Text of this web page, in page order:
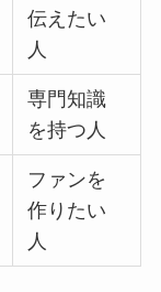
伝えたい
人
専門知識
を持つ人
ファンを
作りたい
人